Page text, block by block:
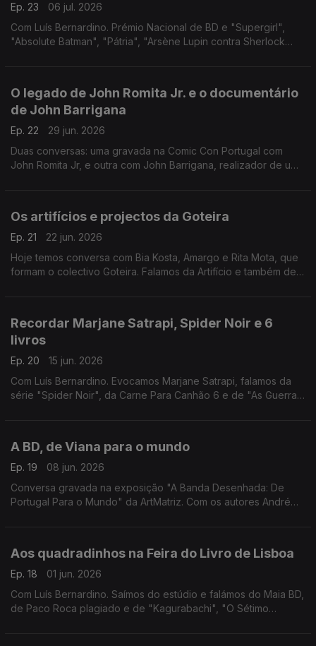
Ep. 23
06 jul. 2026
Com Luís Bernardino. Prémio Nacional de BD e "Supergirl",
"Absolute Batman", "Pátria", "Arsène Lupin contra Sherlock
O legado de John Romita Jr. e o documentário
de John Barrigana
Ep. 22
29 jun. 2026
Duas conversas: uma gravada na Comic Con Portugal com
John Romita Jr, e outra com John Barrigana, realizador de um
Os artifícios e projectos da Goteira
Ep. 21
22 jun. 2026
Hoje temos conversa com Bia Kosta, Amargo e Rita Mota, que
formam o colectivo Goteira. Falamos da Artifício e também de
Recordar Marjane Satrapi, Spider Noir e 6
livros
Ep. 20
15 jun. 2026
Com Luís Bernardino. Evocamos Marjane Satrapi, falamos da
série "Spider Noir", da Carne Para Canhão 6 e de "As Guerras
A BD, de Viana para o mundo
Ep. 19
08 jun. 2026
Conversa gravada na exposição "A Banda Desenhada: De
Portugal Para o Mundo" da ArtMatriz. Com os autores André
Aos quadradinhos na Feira do Livro de Lisboa
Ep. 18
01 jun. 2026
Com Luís Bernardino. Saímos do estúdio e falámos do Maia BD,
de Paco Roca plagiado e de "Kagurabachi", "O Sétimo